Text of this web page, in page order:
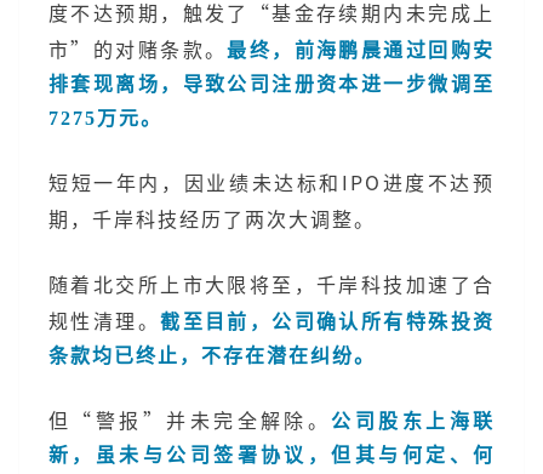
度不达预期，触发了“基金存续期内未完成上
市”的对赌条款。最终，前海鹏晨通过回购安
排套现离场，导致公司注册资本进一步微调至
7275万元。
短短一年内，因业绩未达标和IPO进度不达预
期，千岸科技经历了两次大调整。
随着北交所上市大限将至，千岸科技加速了合
规性清理。截至目前，公司确认所有特殊投资
条款均已终止，不存在潜在纠纷。
但“警报”并未完全解除。公司股东上海联
新，虽未与公司签署协议，但其与何定、何